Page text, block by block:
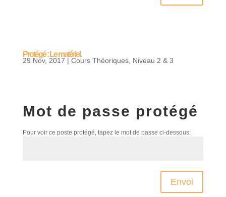
Protégé : Le matériel.
29 Nov, 2017 | Cours Théoriques, Niveau 2 & 3
Mot de passe protégé
Pour voir ce poste protégé, tapez le mot de passe ci-dessous:
Envoi